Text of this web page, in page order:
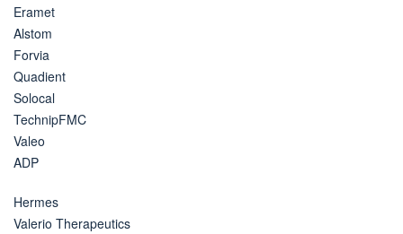
Eramet
Alstom
Forvia
Quadient
Solocal
TechnipFMC
Valeo
ADP
Hermes
Valerio Therapeutics